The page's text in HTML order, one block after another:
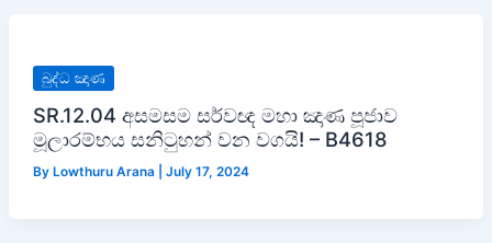
බුද්ධ ඤාණ
SR.12.04 අසමසම සර්වඥ මහා ඤාණ පූජාව
මූලාරම්භය සනිටුහන් වන වගයි! – B4618
By Lowthuru Arana July 17, 2024